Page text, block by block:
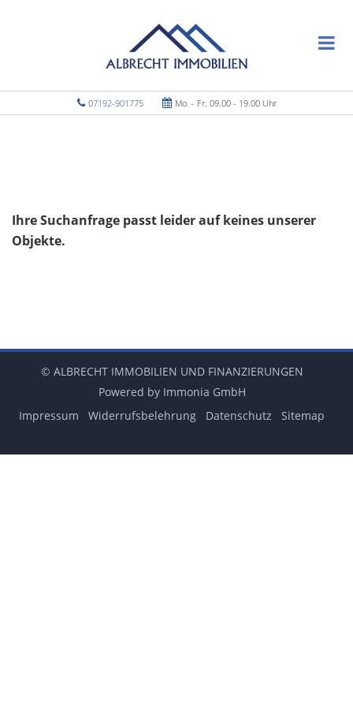
07192-901775 Mo. - Fr. 09.00 - 19.00 Uhr
Ihre Suchanfrage passt leider auf keines unserer
Objekte.
© ALBRECHT IMMOBILIEN UND FINANZIERUNGEN
Powered by Immonia GmbH
Impressum
Widerrufsbelehrung Datenschutz Sitemap